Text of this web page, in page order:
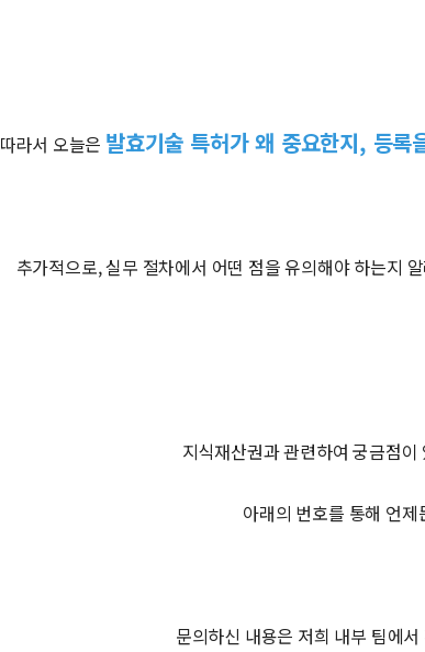
따라서 오늘은 발효기술 특허가 왜 중요한지, 등
추가적으로, 실무 절차에서 어떤 점을 유의해야 하는지
지식재산권과 관련하여 궁금점
아래의 번호를 통해 언
문의하신 내용은 저희 내부 팀에